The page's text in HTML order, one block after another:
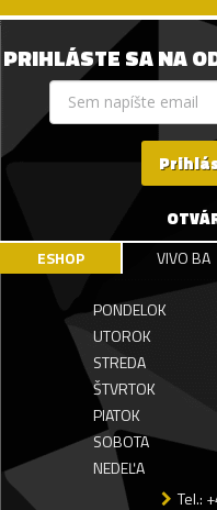
PRIHLÁSTE SA NA
ESHOP VIVO BA
PONDELOK
UTOROK
STREDA
ŠTVRTOK
PIATOK
SOBOTA
NEDEĽA
Tel.: